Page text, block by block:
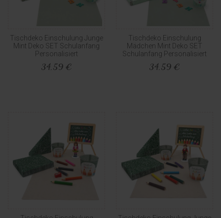
Tischdeko Einschulung Junge
Mint Deko SET Schulanfang
Personalisiert
34,59 €
Tischdeko Einschulung
Mädchen Mint Deko SET
Schulanfang Personalisiert
34,59 €